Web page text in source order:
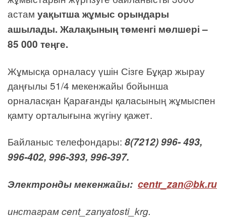
астам уақытша жұмыс орындары
ашылады. Жалақының төменгі мөлшері –
85 000 теңге.
Жұмысқа орналасу үшін Сізге Бұқар жырау
даңғылы 51/4 мекенжайы бойынша
орналасқан Қарағанды қаласының жұмыспен
қамту орталығына жүгіну қажет.
Байланыс телефондары: 8(7212) 996- 493,
996-402, 996-393, 996-397.
Электронды мекенжайы: centr_zan@bk.ru
инстаграм cent_zanyatosti_krg.